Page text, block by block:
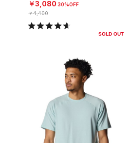
EN）
￥3,080 30%OFF
￥4,400
SOLD OUT